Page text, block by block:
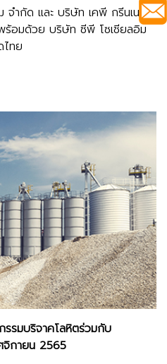
ำกัด และ บริษัท เคพี กรีนเนอร์
อมด้วย บริษัท ซีพี โซเชียลอิม
ทย
รมบริจาคโลหิตร่วมกับ
จิกายน 2565